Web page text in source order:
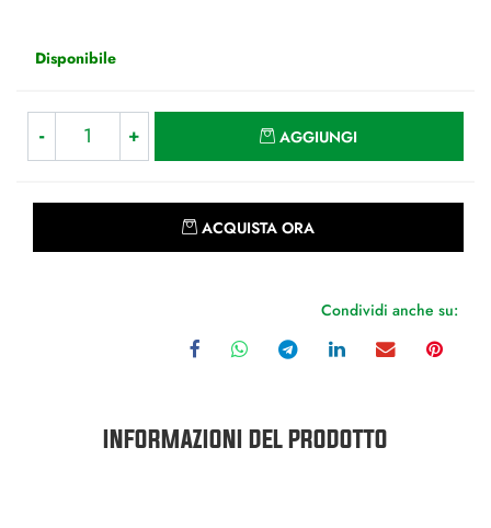
Disponibile
AGGIUNGI
ACQUISTA ORA
Condividi anche su:
INFORMAZIONI DEL PRODOTTO